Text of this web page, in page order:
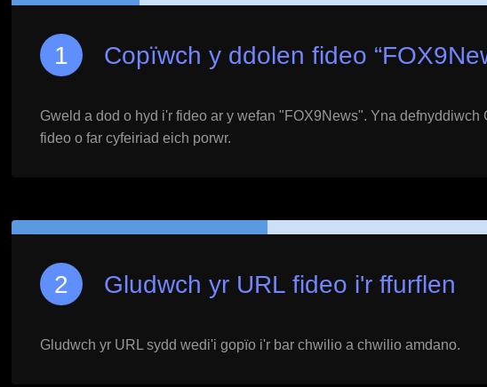
Copïwch y ddolen fideo “
Gweld a dod o hyd i'r fideo ar y wefan "FOX9News". Yna defnyddiwch
fideo o far cyfeiriad eich porwr.
Gludwch yr URL fideo i'r ffurflen
Gludwch yr URL sydd wedi'i gopïo i'r bar chwilio a chwilio amdano.